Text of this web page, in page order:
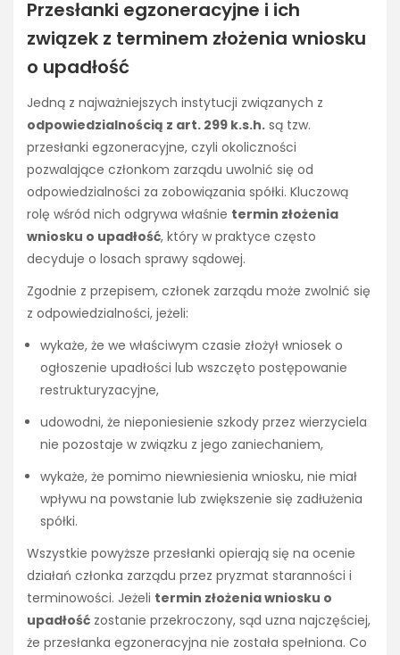
Przesłanki egzoneracyjne i ich
związek z terminem złożenia wniosku
o upadłość
Jedną z najważniejszych instytucji związanych z
odpowiedzialnością z art. 299 k.s.h. są tzw.
przesłanki egzoneracyjne, czyli okoliczności
pozwalające członkom zarządu uwolnić się od
odpowiedzialności za zobowiązania spółki. Kluczową
rolę wśród nich odgrywa właśnie termin złożenia
wniosku o upadłość, który w praktyce często
decyduje o losach sprawy sądowej.
Zgodnie z przepisem, członek zarządu może zwolnić się
z odpowiedzialności, jeżeli:
wykaże, że we właściwym czasie złożył wniosek o
ogłoszenie upadłości lub wszczęto postępowanie
restrukturyzacyjne,
udowodni, że nieponiesienie szkody przez wierzyciela
nie pozostaje w związku z jego zaniechaniem,
wykaże, że pomimo niewniesienia wniosku, nie miał
wpływu na powstanie lub zwiększenie się zadłużenia
spółki.
Wszystkie powyższe przesłanki opierają się na ocenie
działań członka zarządu przez pryzmat staranności i
terminowości. Jeżeli termin złożenia wniosku o
upadłość zostanie przekroczony, sąd uzna najczęściej,
że przesłanka egzoneracyjna nie została spełniona. Co